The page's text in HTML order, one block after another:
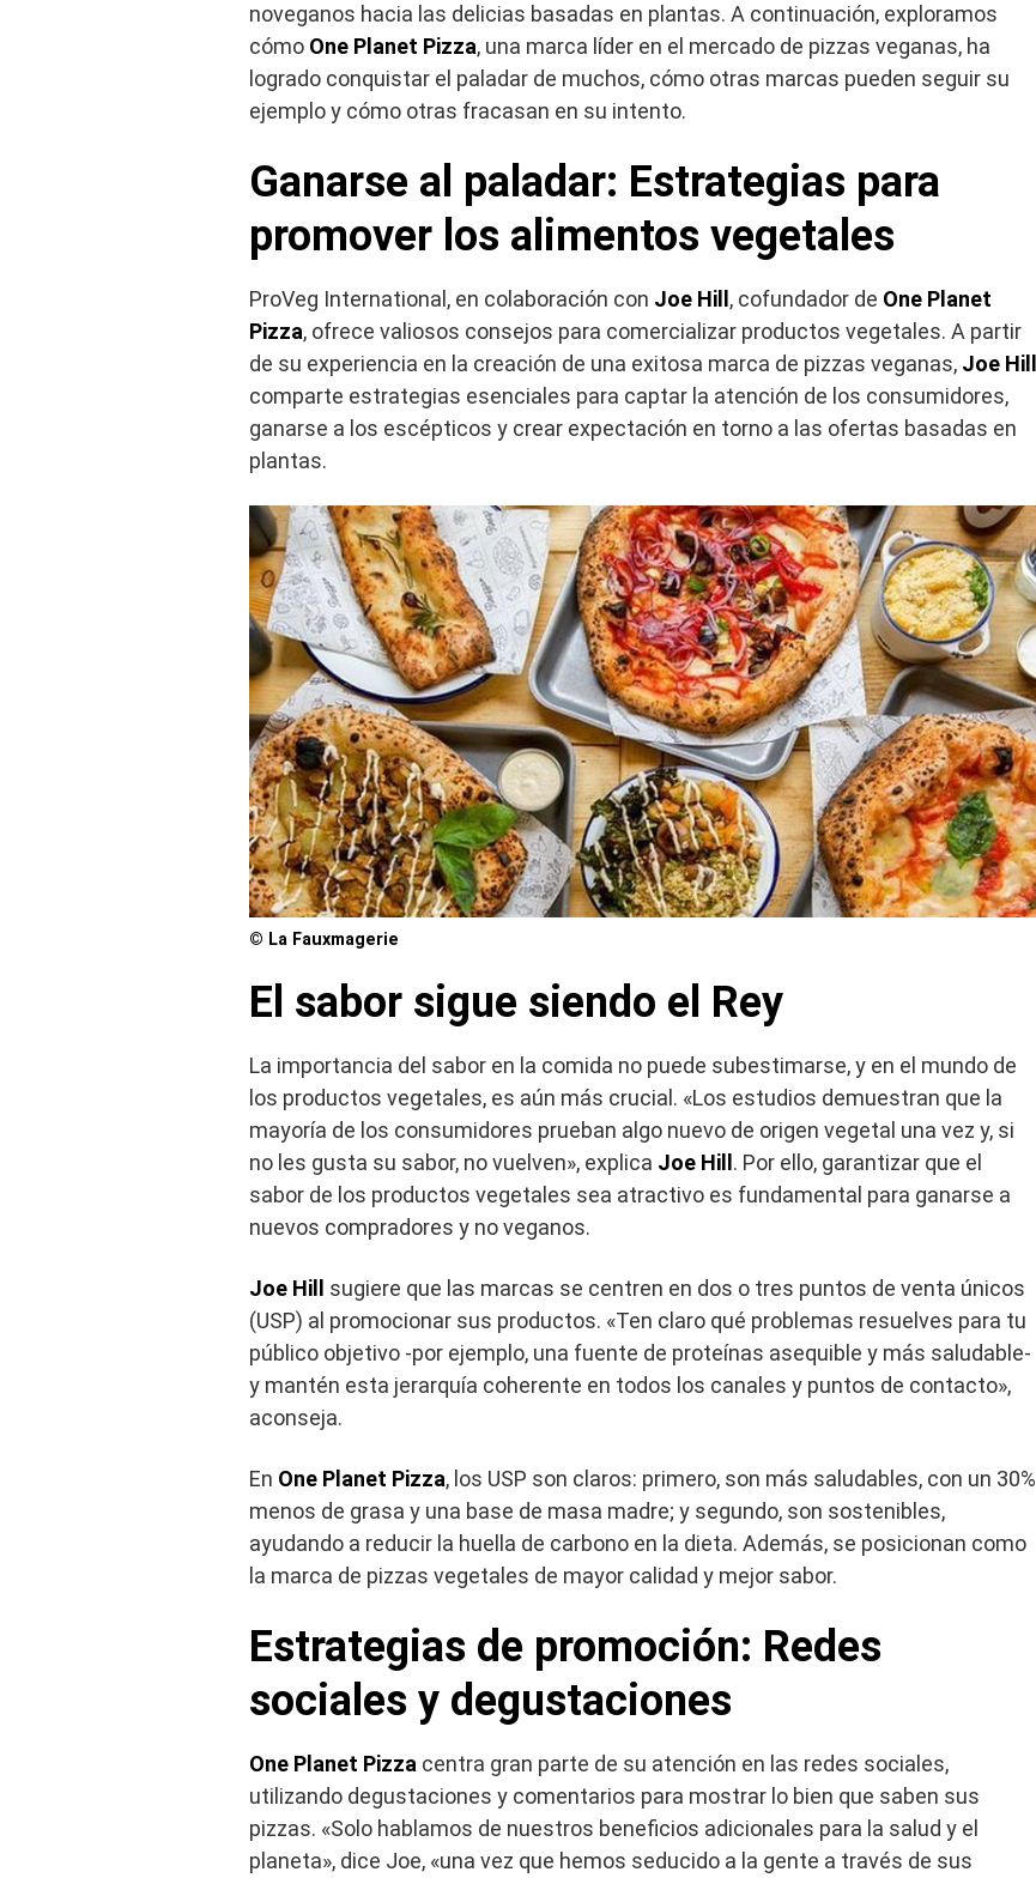
noveganos hacia las delicias basadas en plantas. A continuación, exploramos
cómo One Planet Pizza, una marca líder en el mercado de pizzas veganas, ha
logrado conquistar el paladar de muchos, cómo otras marcas pueden seguir su
ejemplo y cómo otras fracasan en su intento.
Ganarse al paladar: Estrategias para
promover los alimentos vegetales
ProVeg International, en colaboración con Joe Hill , cofundador de One Planet
Pizza, ofrece valiosos consejos para comercializar productos vegetales. A partir
de su experiencia en la creación de una exitosa marca de pizzas veganas, Joe Hill
comparte estrategias esenciales para captar la atención de los consumidores,
ganarse a los escépticos y crear expectación en torno a las ofertas basadas en
plantas.
© La Fauxmagerie
El sabor sigue siendo el Rey
La importancia del sabor en la comida no puede subestimarse, y en el mundo de
los productos vegetales, es aún más crucial. «Los estudios demuestran que la
mayoría de los consumidores prueban algo nuevo de origen vegetal una vez y, si
no les gusta su sabor, no vuelven», explica Joe Hill. Por ello, garantizar que el
sabor de los productos vegetales sea atractivo es fundamental para ganarse a
nuevos compradores y no veganos.
Joe Hill sugiere que las marcas se centren en dos o tres puntos de venta únicos
(USP) al promocionar sus productos. «Ten claro qué problemas resuelves para tu
público objetivo -por ejemplo, una fuente de proteínas asequible y más saludable-
y mantén esta jerarquía coherente en todos los canales y puntos de contacto»,
aconseja.
En One Planet Pizza, los USP son claros: primero, son más saludables, con un 30%
menos de grasa y una base de masa madre; y segundo, son sostenibles,
ayudando a reducir la huella de carbono en la dieta. Además, se posicionan como
la marca de pizzas vegetales de mayor calidad y mejor sabor.
Estrategias de promoción: Redes
sociales y degustaciones
One Planet Pizza centra gran parte de su atención en las redes sociales,
utilizando degustaciones y comentarios para mostrar lo bien que saben sus
pizzas. «Solo hablamos de nuestros beneficios adicionales para la salud y el
planeta», dice Joe, «una vez que hemos seducido a la gente a través de sus